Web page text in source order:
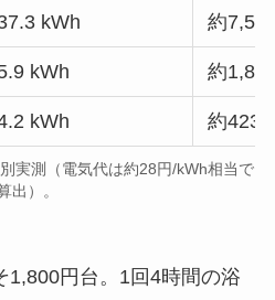
kWh 約
kWh 約
kWh 約423
実測（電気代は約28円/kWh相当で
出）。
1,800円台。1回4時間の浴